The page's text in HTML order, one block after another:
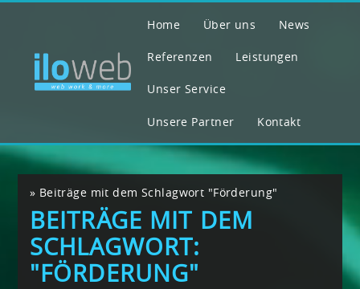
Home Über uns News
Referenzen Leistungen
Unser Service
Unsere Partner Kontakt
» Beiträge mit dem Schlagwort "Förderung"
BEITRÄGE MIT DEM
SCHLAGWORT:
"FÖRDERUNG"